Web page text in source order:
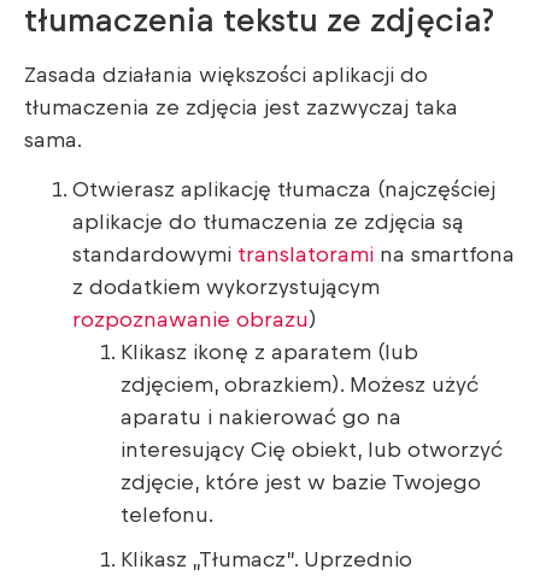
tłumaczenia tekstu ze zdjęcia?
Zasada działania większości aplikacji do
tłumaczenia ze zdjęcia jest zazwyczaj taka
sama.
Otwierasz aplikację tłumacza (najczęściej
aplikacje do tłumaczenia ze zdjęcia są
standardowymi translatorami na smartfona
z dodatkiem wykorzystującym
rozpoznawanie obrazu)
Klikasz ikonę z aparatem (lub
zdjęciem, obrazkiem). Możesz użyć
aparatu i nakierować go na
interesujący Cię obiekt, lub otworzyć
zdjęcie, które jest w bazie Twojego
telefonu.
Klikasz „Tłumacz”. Uprzednio